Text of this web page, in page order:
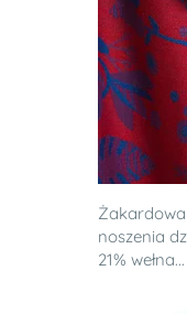
noszenia
21% wełna...